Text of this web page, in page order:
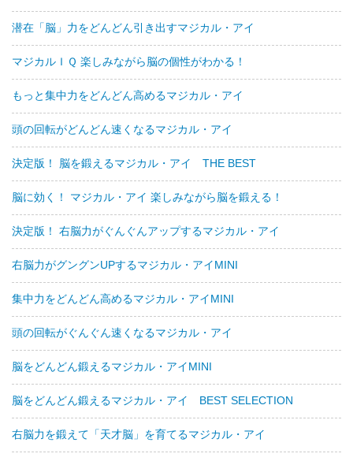
潜在「脳」力をどんどん引き出すマジカル・アイ
マジカルＩＱ 楽しみながら脳の個性がわかる！
もっと集中力をどんどん高めるマジカル・アイ
頭の回転がどんどん速くなるマジカル・アイ
決定版！ 脳を鍛えるマジカル・アイ THE BEST
脳に効く！ マジカル・アイ 楽しみながら脳を鍛える！
決定版！ 右脳力がぐんぐんアップするマジカル・アイ
右脳力がグングンUPするマジカル・アイMINI
集中力をどんどん高めるマジカル・アイMINI
頭の回転がぐんぐん速くなるマジカル・アイ
脳をどんどん鍛えるマジカル・アイMINI
脳をどんどん鍛えるマジカル・アイ BEST SELECTION
右脳力を鍛えて「天才脳」を育てるマジカル・アイ